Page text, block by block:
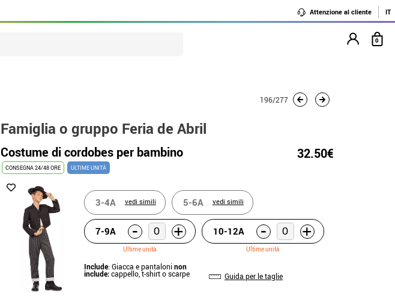
Attenzione al cliente IT
0
196/277
Famiglia o gruppo Feria de Abril
Costume di cordobes per bambino 32.50€
CONSEGNA 24/48 ORE ULTIME UNITÀ
3-4A vedi simili 5-6A vedi simili
7-9A - +
Ultime unità
10-12A - +
Ultime unità
Include: Giacca e pantaloninon
include:cappello, t-shirt o scarpe Guida per le taglie